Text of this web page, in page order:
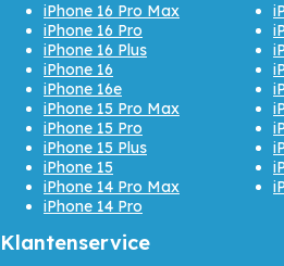
iPhone 16 Pro Max
iPhone 16 Pro
iPhone 16 Plus
iPhone 16
iPhone 16e
iPhone 15 Pro Max
iPhone 15 Pro
iPhone 15 Plus
iPhone 15
iPhone 14 Pro Max
iPhone 14 Pro
Klantenservice